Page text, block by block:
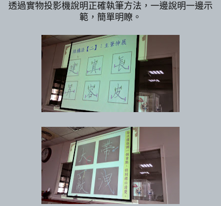
透過實物投影機說明正確執筆方法，一邊說明一邊示
範，簡單明瞭。